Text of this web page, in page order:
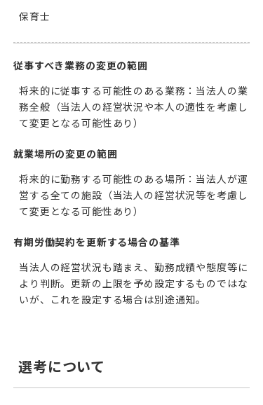
保育士
従事すべき業務の変更の範囲
将来的に従事する可能性のある業務：当法人の業
務全般（当法人の経営状況や本人の適性を考慮し
て変更となる可能性あり）
就業場所の変更の範囲
将来的に勤務する可能性のある場所：当法人が運
営する全ての施設（当法人の経営状況等を考慮し
て変更となる可能性あり）
有期労働契約を更新する場合の基準
当法人の経営状況も踏まえ、勤務成績や態度等に
より判断。更新の上限を予め設定するものではな
いが、これを設定する場合は別途通知。
選考について